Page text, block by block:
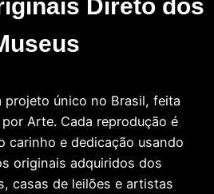
Direto dos
projeto único no Brasil, feita
Arte. Cada reprodução é
carinho e dedicação usando
originais adquiridos dos
casas de leilões e artistas